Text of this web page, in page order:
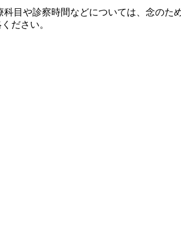
目や診察時間などについては、念のた
ださい。